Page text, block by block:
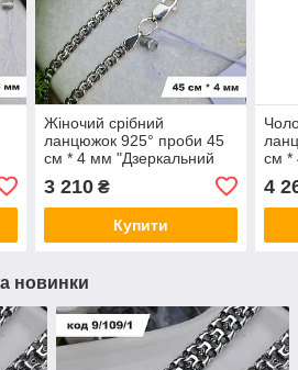
Жіночий срібний
ланцюжок 925° проби 45
см * 4 мм "Дзеркальний
3 210₴
Купити
см *
4
новинки